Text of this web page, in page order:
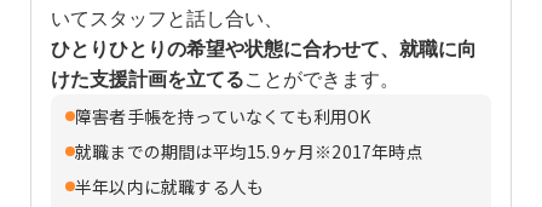
いてスタッフと話し合い、
ひとりひとりの希望や状態に合わせて、就職に向
けた支援計画を立てることができます。
障害者手帳を持っていなくても利用OK
就職までの期間は平均15.9ヶ月※2017年時点
半年以内に就職する人も